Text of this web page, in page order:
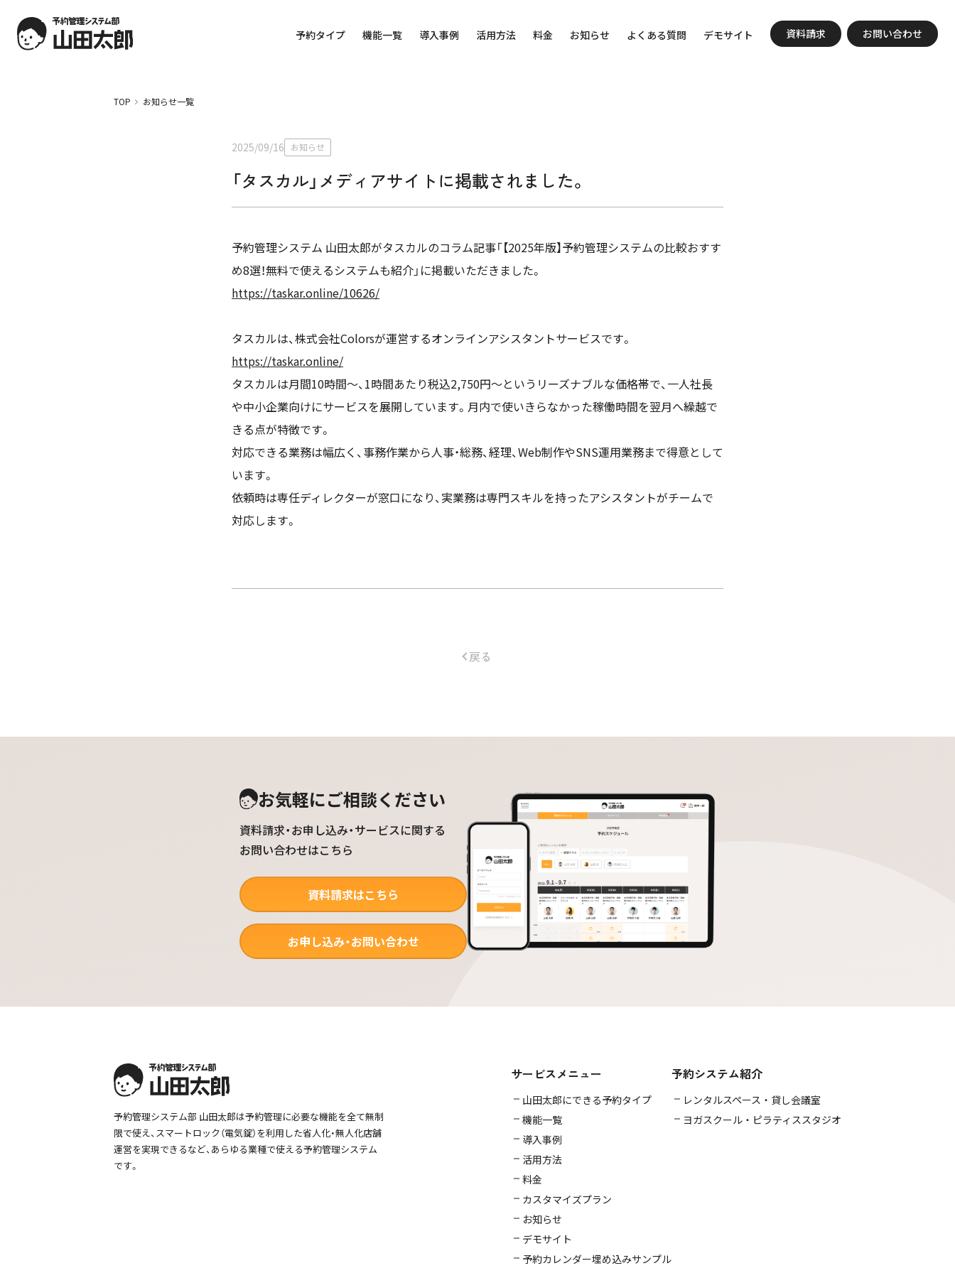
予約タイプ 機能一覧 導入事例 活用方法 料金 お知らせ よくある質問 デモサイト 資料請求 お問い合わせ
TOP お知らせ一覧
2025/09/16 お知らせ
「タスカル」メディアサイトに掲載されました。
予約管理システム 山田太郎がタスカルのコラム記事「【2025年版】予約管理システムの比較おすす
め8選！無料で使えるシステムも紹介」に掲載いただきました。
https://taskar.online/10626/
タスカルは、株式会社Colorsが運営するオンラインアシスタントサービスです。
https://taskar.online/
タスカルは月間10時間～、1時間あたり税込2,750円〜というリーズナブルな価格帯で、一人社長
や中小企業向けにサービスを展開しています。月内で使いきらなかった稼働時間を翌月へ繰越で
きる点が特徴です。
対応できる業務は幅広く、事務作業から人事・総務、経理、Web制作やSNS運用業務まで得意として
います。
依頼時は専任ディレクターが窓口になり、実業務は専門スキルを持ったアシスタントがチームで
対応します。
戻る
お気軽にご相談ください
資料請求・お申し込み・サービスに関する
お問い合わせはこちら
資料請求はこちら
お申し込み・お問い合わせ
予約管理システム部 山田太郎は予約管理に必要な機能を全て無制
限で使え、スマートロック（電気錠）を利用した省人化・無人化店舗
運営を実現できるなど、あらゆる業種で使える予約管理システム
です。
サービスメニュー
山田太郎にできる予約タイプ
機能一覧
導入事例
活用方法
料金
カスタマイズプラン
お知らせ
デモサイト
予約カレンダー埋め込みサンプル
予約システム紹介
レンタルスペース・貸し会議室
ヨガスクール・ピラティススタジオ